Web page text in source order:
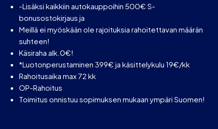
-Lisäksi kaikkiin autokauppoihin 500€ S-
bonusostokirjaus ja
Meillä ei myöskään ole rajoituksia rahoitettavan määrän
suhteen!
Käsiraha alk.0€!
*Luotonperustaminen 399€ ja käsittelykulu 19€/kk
Rahoitusaika max 72 kk
OP-Rahoitus
Toimitus onnistuu sopimuksen mukaan ympäri Suomen!